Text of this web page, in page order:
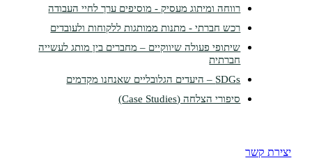
רווחה ומיתוג מעסיק - מוסיפים ערך לחיי העבודה
רכש חברתי - מתנות ממותגות ללקוחות ולעובדים
שיתופי פעולה שיווקיים – מחברים בין מותג לעשייה
סיפורי הצלחה (Case Studies)